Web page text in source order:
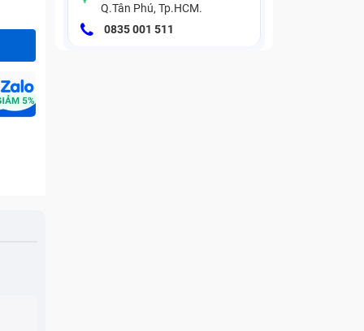
Q.Tân Phú, Tp.HCM.
0835 001 511